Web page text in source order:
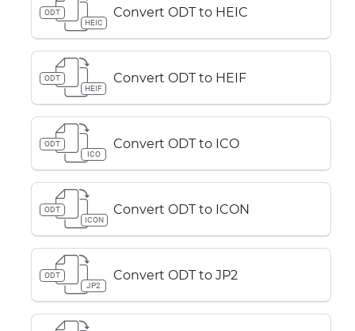
ODT
HEIC
Convert ODT to HEIC
ODT
HEIF
Convert ODT to HEIF
ODT
ICO
Convert ODT to ICO
ODT
ICON
Convert ODT to ICON
ODT
JP2
Convert ODT to JP2